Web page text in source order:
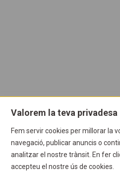
Valorem la teva privadesa
Fem servir cookies per millorar la
navegació, publicar anuncis o
analitzar el nostre trànsit. En fer
accepteu el nostre ús de cookies.